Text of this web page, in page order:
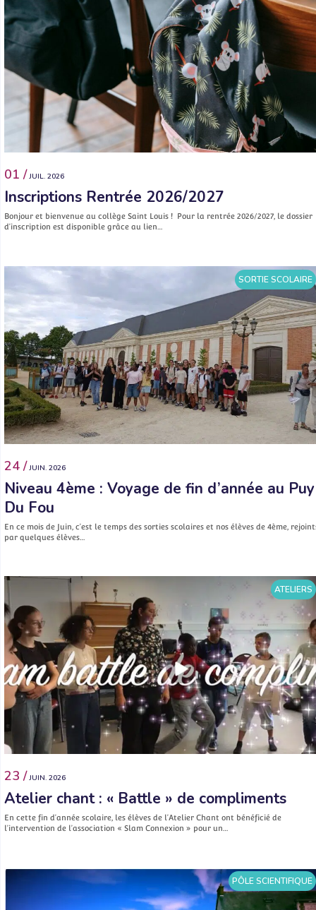
01 / JUIL. 2026
Inscriptions Rentrée 2026/2027
Bonjour et bienvenue au collège Saint Louis ! Pour la rentrée 2026/2027, le dossier
d’inscription est disponible grâce au lien…
SORTIE SCOLAIRE
24 / JUIN. 2026
Niveau 4ème : Voyage de fin d’année au Puy
Du Fou
En ce mois de Juin, c’est le temps des sorties scolaires et nos élèves de 4ème,
par quelques élèves…
ATELIERS
23 / JUIN. 2026
Atelier chant : « Battle » de compliments
En cette fin d’année scolaire, les élèves de l’Atelier Chant ont bénéficié de
l’intervention de l’association « Slam Connexion » pour un…
PÔLE SCIENTIFIQUE